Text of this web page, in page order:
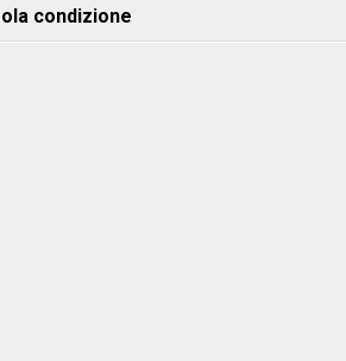
condizione